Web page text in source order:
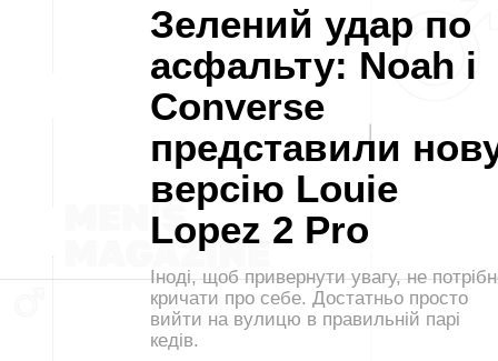
Зелений удар по
асфальту: Noah і
Converse
представили
версію Louie
Lopez 2 Pro
Іноді, щоб привернути увагу, не
кричати про себе. Достатньо просто
вийти на вулицю в правильній парі
кедів.